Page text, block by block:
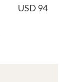
USD 94